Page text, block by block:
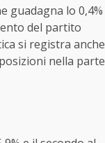
guadagna lo 0,4%
del partito
si registra anche
nella parte